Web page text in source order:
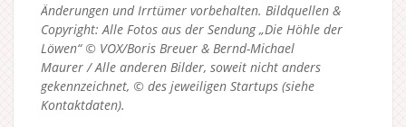
Änderungen und Irrtümer vorbehalten. Bildquellen &
Copyright: Alle Fotos aus der Sendung „Die Höhle der
Löwen“ © VOX/Boris Breuer & Bernd-Michael
Maurer / Alle anderen Bilder, soweit nicht anders
gekennzeichnet, © des jeweiligen Startups (siehe
Kontaktdaten).